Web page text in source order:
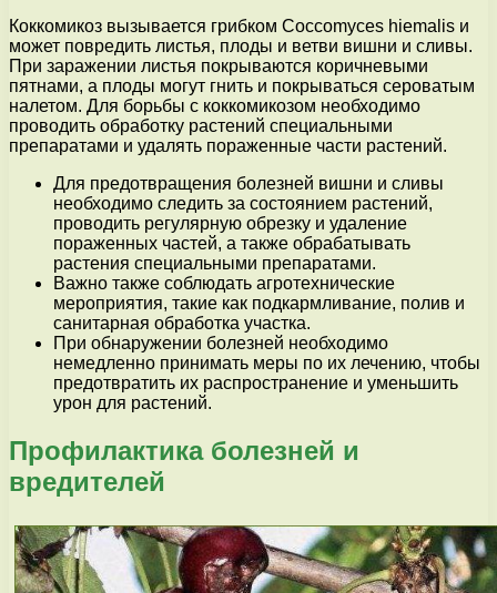
Коккомикоз вызывается грибком Coccomyces hiemalis и
может повредить листья, плоды и ветви вишни и сливы.
При заражении листья покрываются коричневыми
пятнами, а плоды могут гнить и покрываться сероватым
налетом. Для борьбы с коккомикозом необходимо
проводить обработку растений специальными
препаратами и удалять пораженные части растений.
Для предотвращения болезней вишни и сливы
необходимо следить за состоянием растений,
проводить регулярную обрезку и удаление
пораженных частей, а также обрабатывать
растения специальными препаратами.
Важно также соблюдать агротехнические
мероприятия, такие как подкармливание, полив и
санитарная обработка участка.
При обнаружении болезней необходимо
немедленно принимать меры по их лечению, чтобы
предотвратить их распространение и уменьшить
урон для растений.
Профилактика болезней и
вредителей